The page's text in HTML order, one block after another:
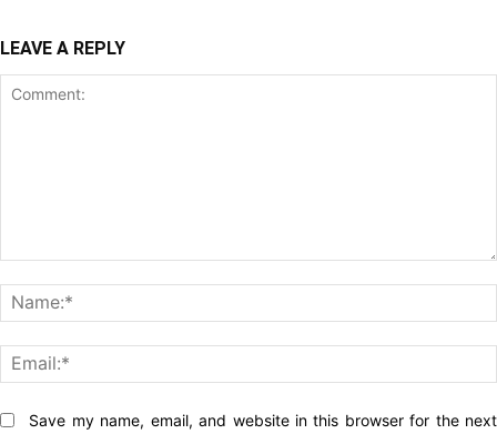
LEAVE A REPLY
Website:Save my name, email, and website in this browser for the next